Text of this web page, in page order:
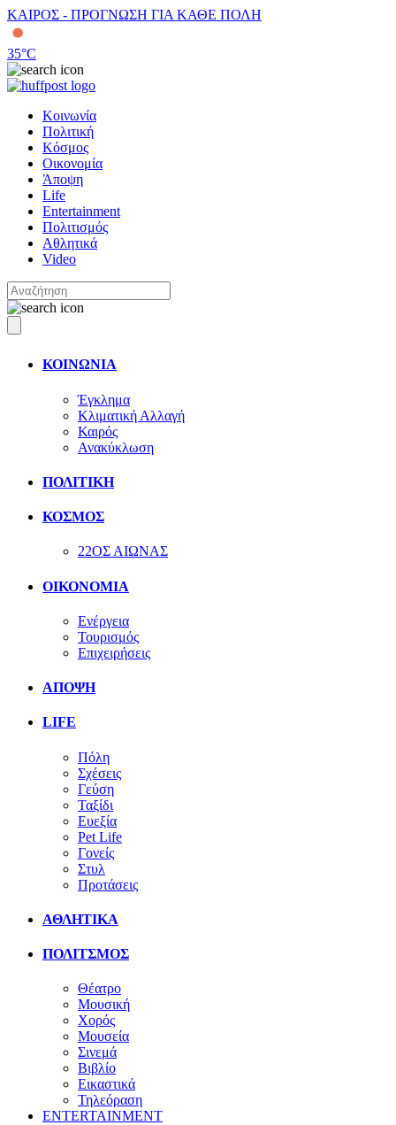
ΚΑΙΡΟΣ - ΠΡΟΓΝΩΣΗ ΓΙΑ ΚΑΘΕ ΠΟΛΗ
35°C
Κοινωνία
Πολιτική
Κόσμος
Οικονομία
Άποψη
Life
Entertainment
Πολιτισμός
Αθλητικά
Video
ΚΟΙΝΩΝΙΑ
Έγκλημα
Κλιματική Αλλαγή
Καιρός
Ανακύκλωση
ΠΟΛΙΤΙΚΗ
ΚΟΣΜΟΣ
22ΟΣ ΑΙΩΝΑΣ
ΟΙΚΟΝΟΜΙΑ
Ενέργεια
Τουρισμός
Επιχειρήσεις
ΑΠΟΨΗ
LIFE
Πόλη
Σχέσεις
Γεύση
Ταξίδι
Ευεξία
Pet Life
Γονείς
Στυλ
Προτάσεις
ΑΘΛΗΤΙΚΑ
ΠΟΛΙΤΣΜΟΣ
Θέατρο
Μουσική
Χορός
Μουσεία
Σινεμά
Βιβλίο
Εικαστικά
Τηλεόραση
ENTERTAINMENT